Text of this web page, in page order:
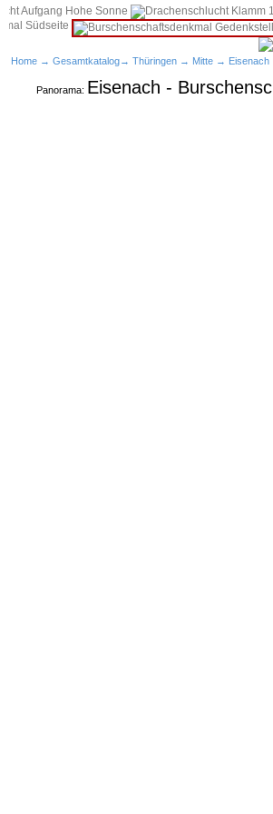
Home → Gesamtkatalog→ Thüringen → Mitte → Eisenach
Panorama: Eisenach -